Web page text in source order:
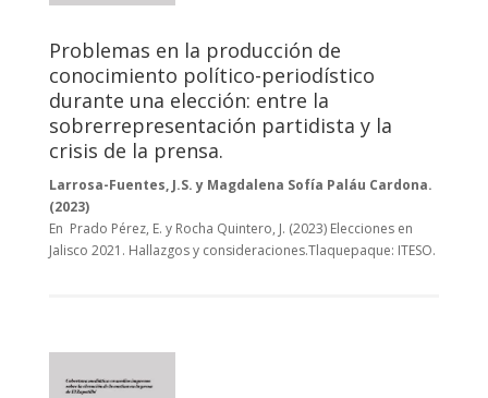
Problemas en la producción de
conocimiento político-periodístico
durante una elección: entre la
sobrerrepresentación partidista y la
crisis de la prensa.
Larrosa-Fuentes, J.S. y Magdalena Sofía Paláu Cardona.
(2023)
En Prado Pérez, E. y Rocha Quintero, J. (2023) Elecciones en
Jalisco 2021. Hallazgos y consideraciones.Tlaquepaque: ITESO.